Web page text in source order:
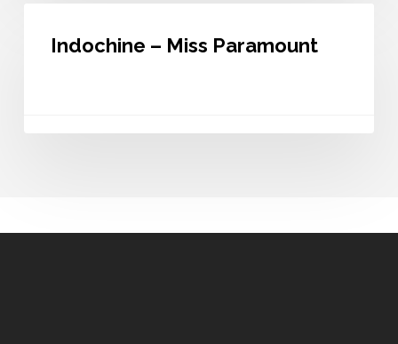
Indochine – Miss Paramount